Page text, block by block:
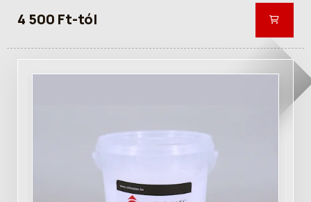
4 500 Ft-tól